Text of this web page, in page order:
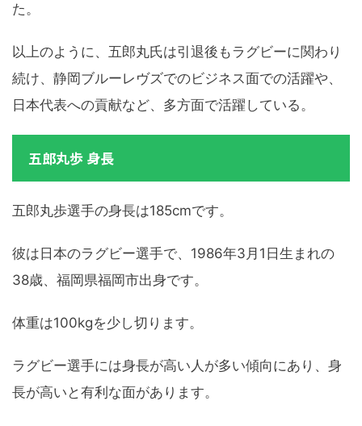
た。
以上のように、五郎丸氏は引退後もラグビーに関わり
続け、静岡ブルーレヴズでのビジネス面での活躍や、
日本代表への貢献など、多方面で活躍している。
五郎丸歩 身長
五郎丸歩選手の身長は185cmです。
彼は日本のラグビー選手で、1986年3月1日生まれの
38歳、福岡県福岡市出身です。
体重は100kgを少し切ります。
ラグビー選手には身長が高い人が多い傾向にあり、身
長が高いと有利な面があります。